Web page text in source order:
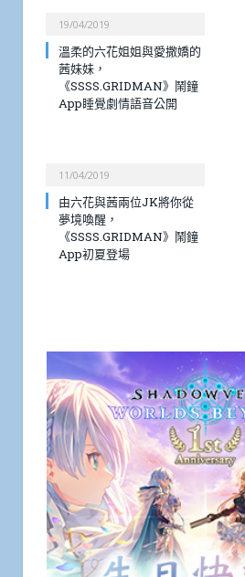
19/04/2019
溫柔的六花姐姐與愛撒嬌的
茜妹妹，
《SSSS.GRIDMAN》鬧鐘
App睡覺劇情語音公開
11/04/2019
由六花與茜兩位JK將你從
夢境喚醒，
《SSSS.GRIDMAN》鬧鐘
App初夏登場